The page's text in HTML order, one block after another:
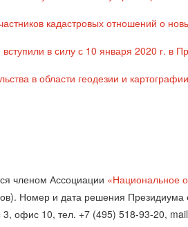
кадастровых отношений о
в силу с 10 января 2020 г. в
в области геодезии и картографии
членом Ассоциации «Национальное
Номер и дата решения
офис 10, тел. +7 (495) 518-93-20,